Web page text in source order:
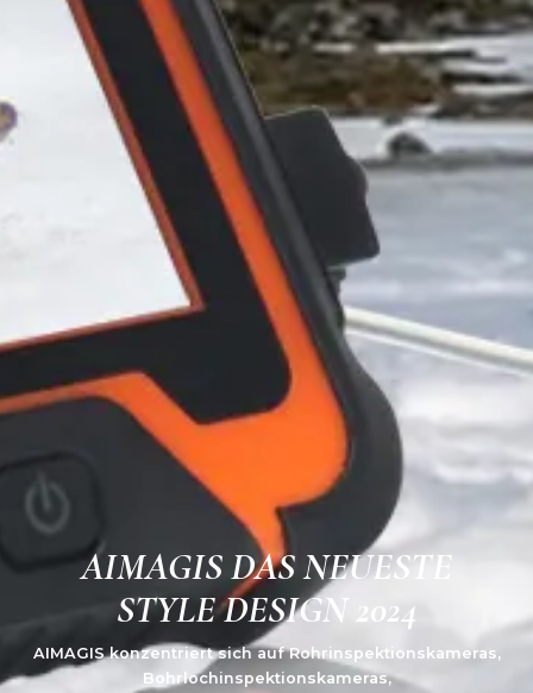
AIMAGIS DAS NEUESTE
STYLE DESIGN 2024
AIMAGIS konzentriert sich auf Rohrinspektionskameras,
Bohrlochinspektionskameras,